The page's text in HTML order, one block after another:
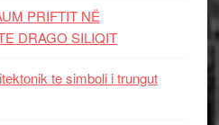
PRIFTIT NË
DRAGO SILIQIT
te simboli i trungut